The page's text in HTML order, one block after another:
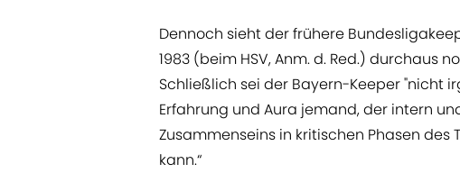
Dennoch sieht der frühere
1983 (beim HSV, Anm. d. Red.) durchaus
Schließlich sei der Bayern-Keeper "nicht
Erfahrung und Aura jemand, der intern
Zusammenseins in kritischen Phasen des
kann.“